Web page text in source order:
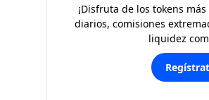
¡Disfruta de los tokens
diarios, comisiones
liquidez